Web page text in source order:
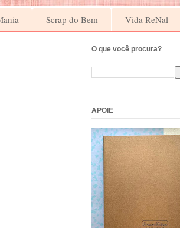
Scrap do Bem Vida ReNal
O que você procura?
APOIE